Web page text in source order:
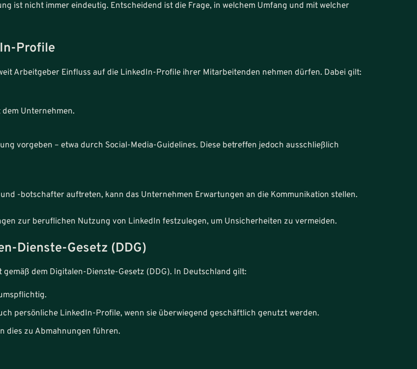
ist nicht immer eindeutig. Entscheidend ist die Frage, in welchem Umfang und mit welcher
Profile
Arbeitgeber Einfluss auf die LinkedIn-Profile ihrer Mitarbeitenden nehmen dürfen. Dabei gilt:
Unternehmen.
vorgeben – etwa durch Social-Media-Guidelines. Diese betreffen jedoch ausschließlich
-botschafter auftreten, kann das Unternehmen Erwartungen an die Kommunikation stellen.
zur beruflichen Nutzung von LinkedIn festzulegen, um Unsicherheiten zu vermeiden.
Dienste-Gesetz (DDG)
dem Digitalen-Dienste-Gesetz (DDG). In Deutschland gilt:
persönliche LinkedIn-Profile, wenn sie überwiegend geschäftlich genutzt werden.
dies zu Abmahnungen führen.